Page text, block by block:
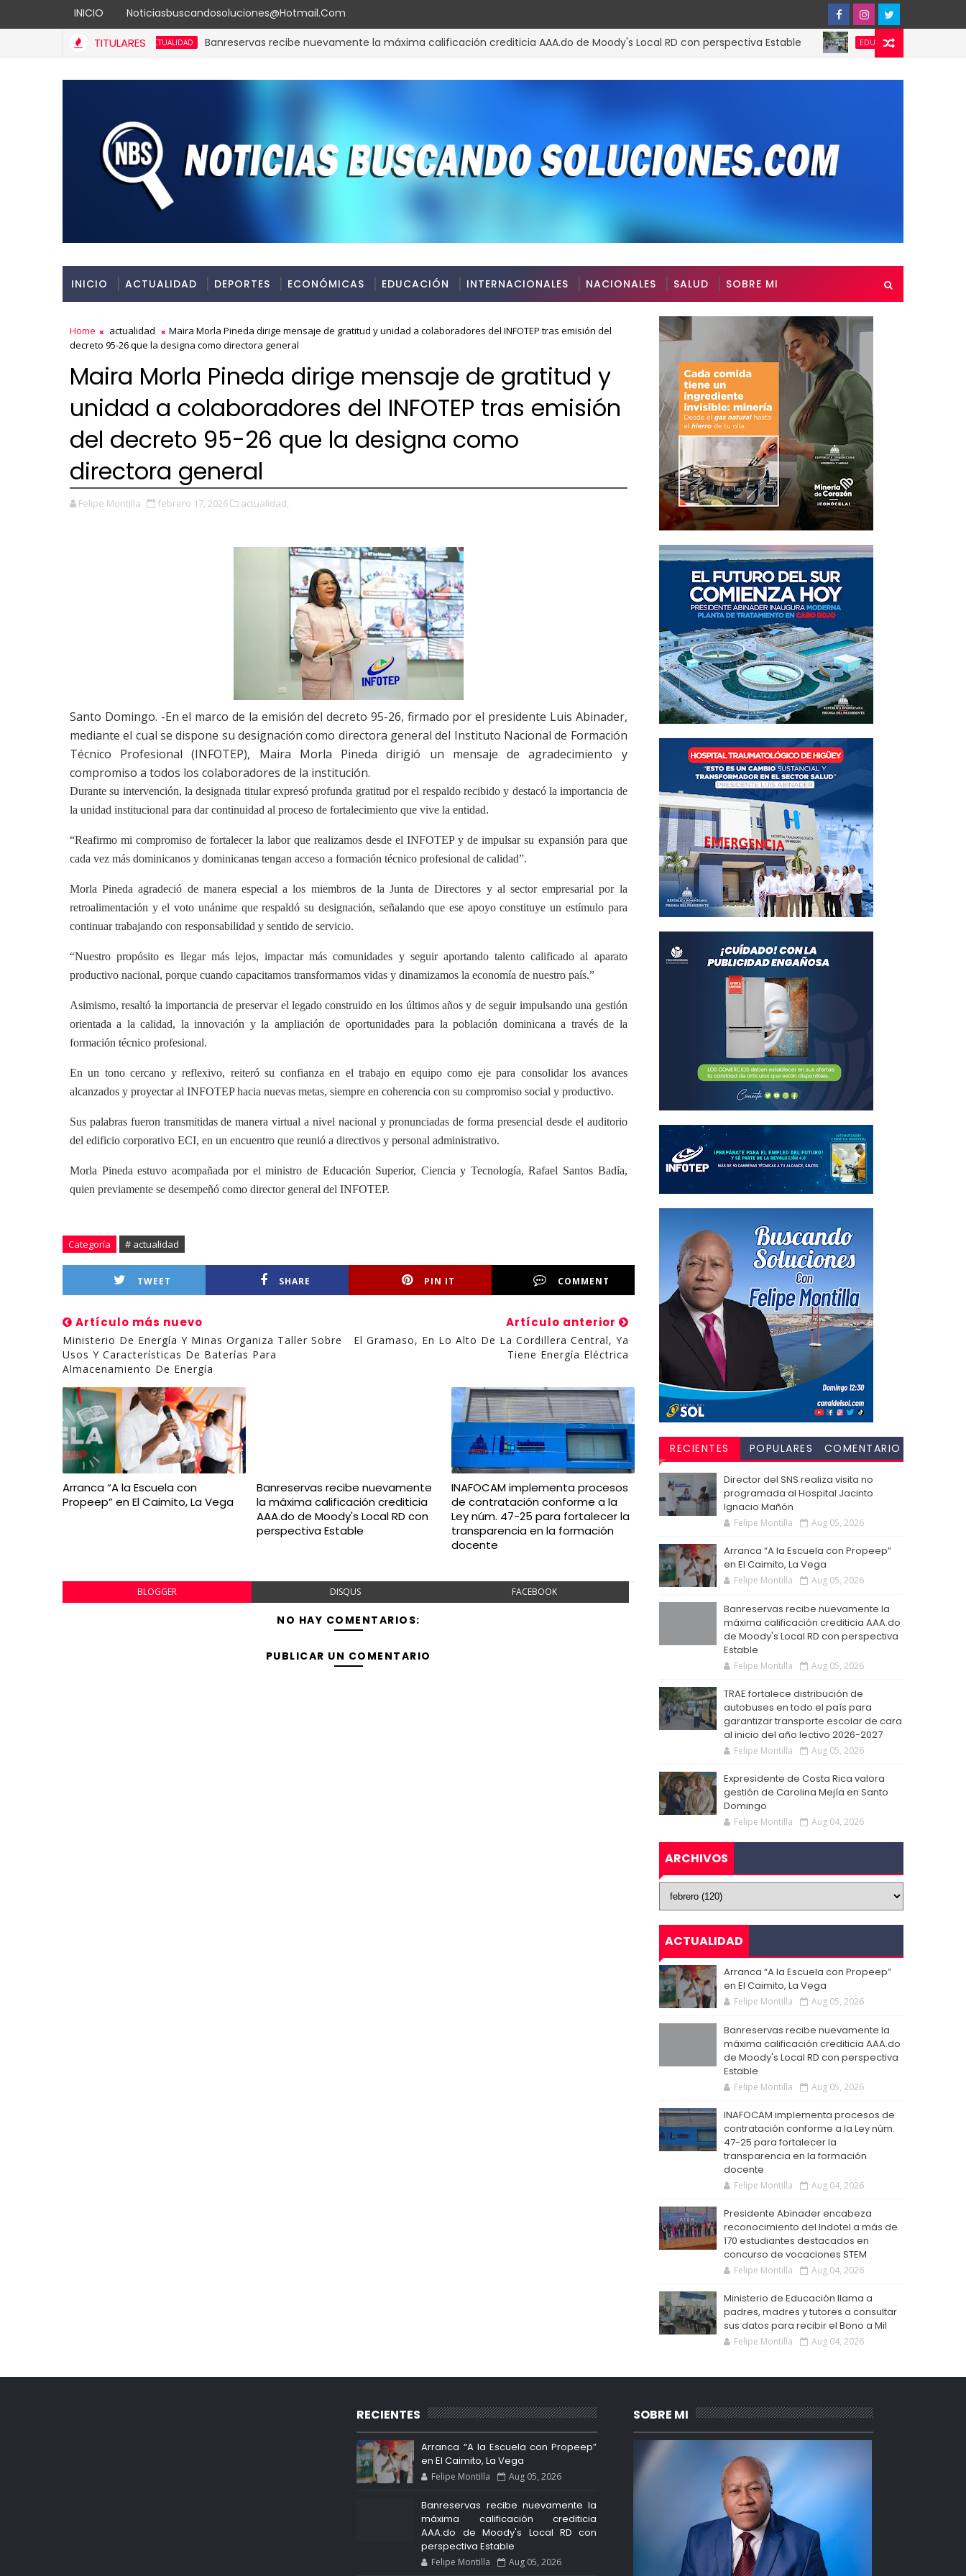
INICIO Noticiasbuscandosoluciones@hotmail.com
TITULARES
ACTUALIDAD Banreservas recibe nuevamente la máxima calificación crediticia AAA.do de Moody's Local RD con perspectiva Estable EDUCACION TRAE fortalece
INICIO ACTUALIDAD DEPORTES ECONÓMICAS EDUCACIÓN INTERNACIONALES NACIONALES SALUD SOBRE MI
Home actualidad
Maira Morla Pineda dirige mensaje de gratitud y unidad a colaboradores del INFOTEP tras emisión del
decreto 95-26 que la designa como directora general
Maira Morla Pineda dirige mensaje de gratitud y
unidad a colaboradores del INFOTEP tras emisión
del decreto 95-26 que la designa como
directora general
Felipe Montilla febrero 17, 2026 actualidad,
Santo Domingo. -En el marco de la emisión del decreto 95-26, firmado por el presidente Luis Abinader,
mediante el cual se dispone su designación como directora general del Instituto Nacional de Formación
Técnico Profesional (INFOTEP), Maira Morla Pineda dirigió un mensaje de agradecimiento y
compromiso a todos los colaboradores de la institución.
Durante su intervención, la designada titular expresó profunda gratitud por el respaldo recibido y destacó la importancia de
la unidad institucional para dar continuidad al proceso de fortalecimiento que vive la entidad.
“Reafirmo mi compromiso de fortalecer la labor que realizamos desde el INFOTEP y de impulsar su expansión para que
cada vez más dominicanos y dominicanas tengan acceso a formación técnico profesional de calidad”.
Morla Pineda agradeció de manera especial a los miembros de la Junta de Directores y al sector empresarial por la
retroalimentación y el voto unánime que respaldó su designación, señalando que ese apoyo constituye un estímulo para
continuar trabajando con responsabilidad y sentido de servicio.
“Nuestro propósito es llegar más lejos, impactar más comunidades y seguir aportando talento calificado al aparato
productivo nacional, porque cuando capacitamos transformamos vidas y dinamizamos la economía de nuestro país.”
Asimismo, resaltó la importancia de preservar el legado construido en los últimos años y de seguir impulsando una gestión
orientada a la calidad, la innovación y la ampliación de oportunidades para la población dominicana a través de la
formación técnico profesional.
En un tono cercano y reflexivo, reiteró su confianza en el trabajo en equipo como eje para consolidar los avances
alcanzados y proyectar al INFOTEP hacia nuevas metas, siempre en coherencia con su compromiso social y productivo.
Sus palabras fueron transmitidas de manera virtual a nivel nacional y pronunciadas de forma presencial desde el auditorio
del edificio corporativo ECI, en un encuentro que reunió a directivos y personal administrativo.
Morla Pineda estuvo acompañada por el ministro de Educación Superior, Ciencia y Tecnología, Rafael Santos Badía,
quien previamente se desempeñó como director general del INFOTEP.
Categoría # actualidad
TWEET SHARE PIN IT COMMENT
Artículo más nuevo
Ministerio De Energía Y Minas Organiza Taller Sobre
Usos Y Características De Baterías Para
Almacenamiento De Energía
Artículo anterior
El Gramaso, En Lo Alto De La Cordillera Central, Ya
Tiene Energía Eléctrica
Arranca “A la Escuela con
Propeep” en El Caimito, La Vega
Banreservas recibe nuevamente
la máxima calificación crediticia
AAA.do de Moody's Local RD con
perspectiva Estable
INAFOCAM implementa procesos
de contratación conforme a la
Ley núm. 47-25 para fortalecer la
transparencia en la formación
docente
BLOGGER DISQUS FACEBOOK
NO HAY COMENTARIOS:
PUBLICAR UN COMENTARIO
RECIENTES POPULARES
COMENTARIO
Director del SNS realiza visita no
programada al Hospital Jacinto
Ignacio Mañón
Felipe Montilla Aug 05, 2026
Arranca “A la Escuela con Propeep”
en El Caimito, La Vega
Felipe Montilla Aug 05, 2026
Banreservas recibe nuevamente la
máxima calificación crediticia AAA.do
de Moody's Local RD con perspectiva
Estable
Felipe Montilla Aug 05, 2026
TRAE fortalece distribución de
autobuses en todo el país para
garantizar transporte escolar de cara
al inicio del año lectivo 2026-2027
Felipe Montilla Aug 05, 2026
Expresidente de Costa Rica valora
gestión de Carolina Mejía en Santo
Domingo
Felipe Montilla Aug 04, 2026
ARCHIVOS
ACTUALIDAD
Arranca “A la Escuela con Propeep”
en El Caimito, La Vega
Felipe Montilla Aug 05, 2026
Banreservas recibe nuevamente la
máxima calificación crediticia AAA.do
de Moody's Local RD con perspectiva
Estable
Felipe Montilla Aug 05, 2026
INAFOCAM implementa procesos de
contratación conforme a la Ley núm.
47-25 para fortalecer la
transparencia en la formación
docente
Felipe Montilla Aug 04, 2026
Presidente Abinader encabeza
reconocimiento del Indotel a más de
170 estudiantes destacados en
concurso de vocaciones STEM
Felipe Montilla Aug 04, 2026
Ministerio de Educación llama a
padres, madres y tutores a consultar
sus datos para recibir el Bono a Mil
Felipe Montilla Aug 04, 2026
RECIENTES
Arranca “A la Escuela con Propeep”
en El Caimito, La Vega
Felipe Montilla Aug 05, 2026
Banreservas recibe nuevamente la
máxima calificación crediticia
AAA.do de Moody's Local RD con
perspectiva Estable
Felipe Montilla Aug 05, 2026
SOBRE MI